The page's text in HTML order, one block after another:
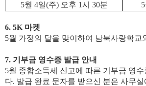
5월 4일(주) 오후 1시 30분 5
6. 5K 마켓
5월 가정의 달을 맞이하여 남북사랑학
7. 기부금 영수증 발급 안내
5월 종합소득세 신고에 따른 기부금 영수
다. 발급 완료 문자를 받으신 분은 사무